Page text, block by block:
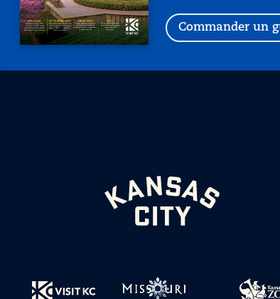
Commander un